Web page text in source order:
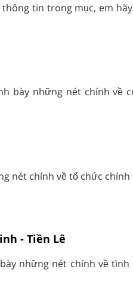
thông tin trong mục, em
bày những nét chính về
nét chính về tổ chức chính
- Tiền Lê
những nét chính về